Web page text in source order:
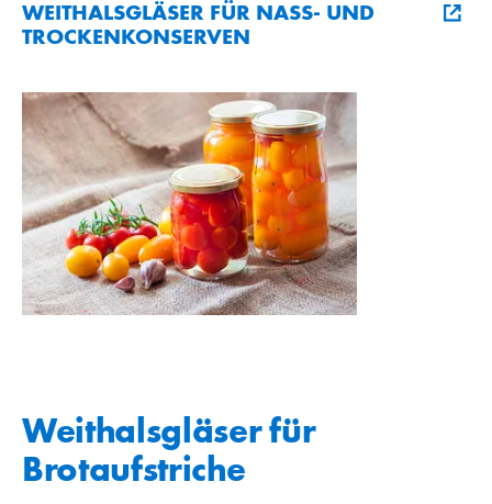
WEITHALSGLÄSER FÜR NASS- UND
TROCKENKONSERVEN
Weithalsgläser für
Brotaufstriche